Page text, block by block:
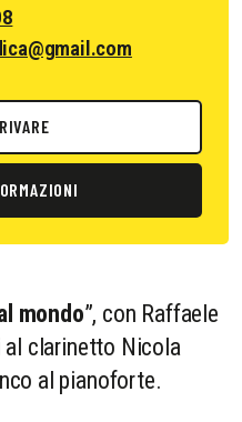
mondo”, con Raffaele
clarinetto Nicola
al pianoforte.